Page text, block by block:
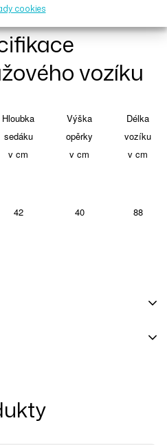
cookies
vozíku
Hloubka
sedáku
v cm
Výška
opěrky
v cm
Délka
vozíku
v cm
42 40 88